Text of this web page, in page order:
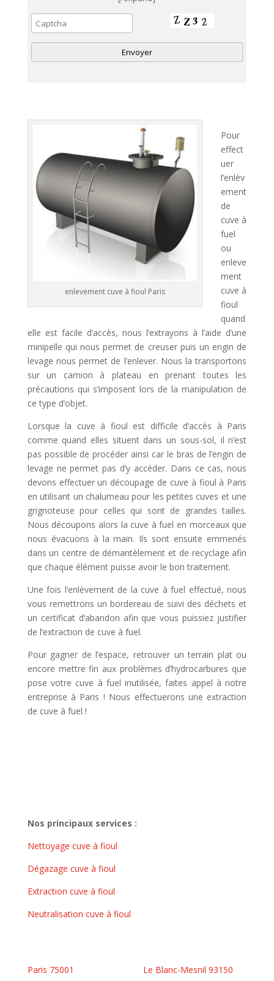
t
enlevement cuve à fioul Paris
Pour
effect
uer
l’enlèv
ement
de
cuve à
fuel
ou
enleve
ment
cuve à
fioul
quand
elle est facile d’accès, nous l’extrayons à l’aide d’une
minipelle qui nous permet de creuser puis un engin de
levage nous permet de l’enlever. Nous la transportons
sur un camion à plateau en prenant toutes les
précautions qui s’imposent lors de la manipulation de
ce type d’objet.
Lorsque la cuve à fioul est difficile d’accès à Paris
comme quand elles situent dans un sous-sol, il n’est
pas possible de procéder ainsi car le bras de l’engin de
levage ne permet pas d’y accéder. Dans ce cas, nous
devons effectuer un découpage de cuve à fioul à Paris
en utilisant un chalumeau pour les petites cuves et une
grignoteuse pour celles qui sont de grandes tailles.
Nous découpons alors la cuve à fuel en morceaux que
nous évacuons à la main. Ils sont ensuite emmenés
dans un centre de démantèlement et de recyclage afin
que chaque élément puisse avoir le bon traitement.
Une fois l’enlèvement de la cuve à fuel effectué, nous
vous remettrons un bordereau de suivi des déchets et
un certificat d’abandon afin que vous puissiez justifier
de l’extraction de cuve à fuel.
Pour gagner de l’espace, retrouver un terrain plat ou
encore mettre fin aux problèmes d’hydrocarbures que
pose votre cuve à fuel inutilisée, faites appel à notre
entreprise à Paris ! Nous effectuerons une extraction
de cuve à fuel !
Nos principaux services :
Nettoyage cuve à fioul
Dégazage cuve à fioul
Extraction cuve à fioul
Neutralisation cuve à fioul
Paris 75001
Le Blanc-Mesnil 93150